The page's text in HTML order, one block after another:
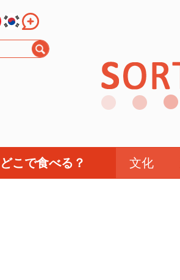
どこで食べる？ 文化